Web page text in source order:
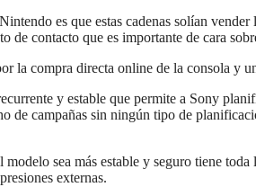
es que estas cadenas solían
de contacto que es importante de cara
la compra directa online de la consola y
y estable que permite a Sony
de campañas sin ningún tipo de
sea más estable y seguro tiene
externas.